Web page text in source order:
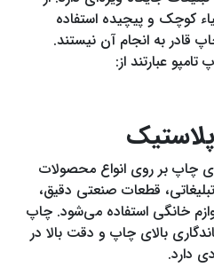
کوچک و پیچیده استفاده
به انجام آن نیستند.
عبارتند از:
چاپ بر روی انواع محصولات
قطعات صنعتی دقیق،
خانگی استفاده می‌شود. چاپ
بالای چاپ و دقت بالا در
دارد.